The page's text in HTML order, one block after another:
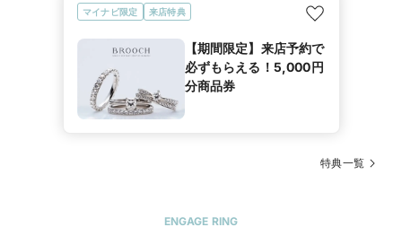
マイナビ限定 来店特典
【期間限定】来店予約で
必ずもらえる！5,000円
分商品券
特典一覧
ENGAGE RING